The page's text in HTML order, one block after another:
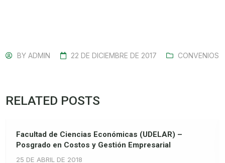
BYADMIN 22 DE DICIEMBRE DE 2017 CONVENIOS
RELATED POSTS
Facultad de Ciencias Económicas (UDELAR) –
Posgrado en Costos y Gestión Empresarial
25 DE ABRIL DE 2018